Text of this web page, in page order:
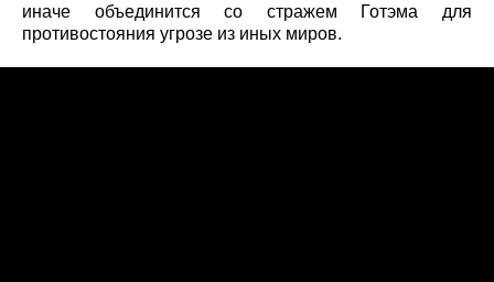
иначе объединится со стражем Готэма для
противостояния угрозе из иных миров.